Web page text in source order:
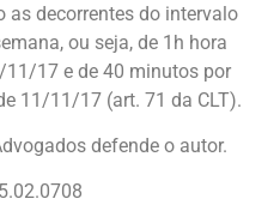
as decorrentes do intervalo
ou seja, de 1h hora
17 e de 40 minutos por
11/11/17 (art. 71 da CLT).
defende o autor.